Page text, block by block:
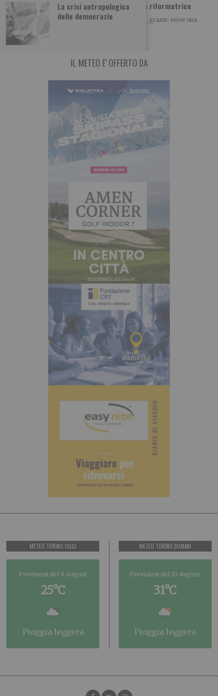
La crisi antropologica
delle democrazie
Centro? No, grazie: serve una nuova visione riformatrice
POLITICA Leggi l’articolo su L’identità: Centro? No, grazie: serve una
nuova visione riformatrice Leggi qui le
IL METEO E' OFFERTO DA
METEO TORINO OGGI
Previsioni del 9 August
25°C
pioggia leggera
METEO TORINO DOMANI
Previsioni del 10 August
31°C
pioggia leggera